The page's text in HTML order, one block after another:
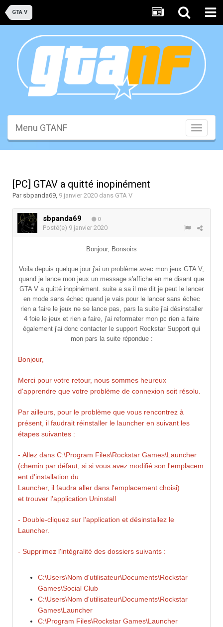
GTA V
Toggle
Menu GTANF
[PC] GTAV a quitté inopinément
Par sbpanda69, 9 janvier 2020 dans GTA V
sbpanda69 0
Posté(e) 9 janvier 2020
Bonjour, Bonsoirs
Voila depuis quelque jour j'ai un problème avec mon jeux GTA V,
quand je lance mon jeux un message s'affiche en me disant que
GTA V a quitté inopinément. suite a sa il me dit je peut le lancer
en mode sans échec quand je vais pour le lancer sans échec
rien a faire le jeux ne se lance pas, pars la suite j'ai désinstaller
4 foie le jeux et rien a faire, j'ai reformater mon pc rien a faire
également j'ai donc contacter le support Rockstar Support qui
mon pars la suite répondue :
Bonjour,
Merci pour votre retour, nous sommes heureux
d'apprendre que votre problème de connexion soit résolu.
Par ailleurs, pour le problème que vous rencontrez à
présent, il faudrait réinstaller le launcher en suivant les
étapes suivantes :
- Allez dans C:\Program Files\Rockstar Games\Launcher
(chemin par défaut, si si vous avez modifié son l'emplacem
ent d'installation du
Launcher, il faudra aller dans l'emplacement choisi)
et trouver l'application Uninstall
- Double-cliquez sur l'application et désinstallez le
Launcher.
- Supprimez l'intégralité des dossiers suivants :
C:\Users\Nom d'utilisateur\Documents\Rockstar
Games\Social Club
C:\Users\Nom d'utilisateur\Documents\Rockstar
Games\Launcher
C:\Program Files\Rockstar Games\Launcher